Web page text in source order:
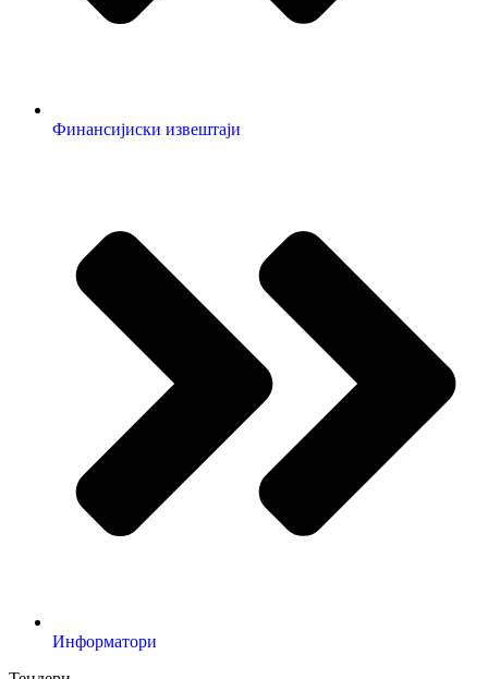
Финансијиски извештаји
Информатори